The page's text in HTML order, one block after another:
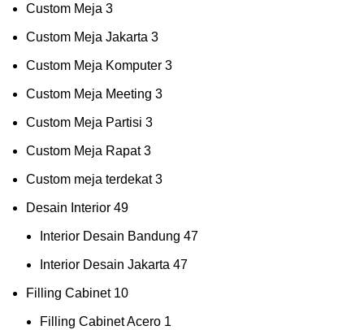
Custom Meja 3
Custom Meja Jakarta 3
Custom Meja Komputer 3
Custom Meja Meeting 3
Custom Meja Partisi 3
Custom Meja Rapat 3
Custom meja terdekat 3
Desain Interior 49
Interior Desain Bandung 47
Interior Desain Jakarta 47
Filling Cabinet 10
Filling Cabinet Acero 1